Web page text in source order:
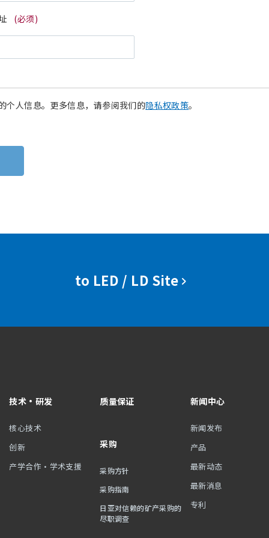
(必须)
个人信息。更多信息，请参阅我们的隐私权政策。
to LED / LD Site
技术・研发
核心技术
创新
产学合作・学术支援
质量保证
采购
采购方针
采购指南
日亚对信赖的矿产采购的
尽职调查
新闻中心
新闻发布
产品
最新动态
最新消息
专利